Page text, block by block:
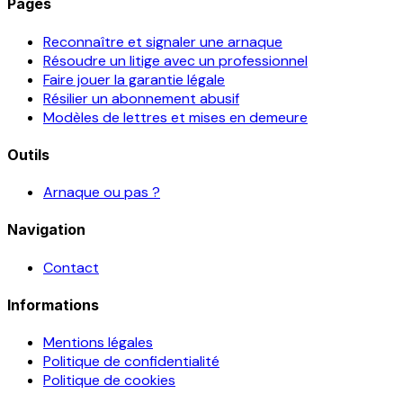
Pages
Reconnaître et signaler une arnaque
Résoudre un litige avec un professionnel
Faire jouer la garantie légale
Résilier un abonnement abusif
Modèles de lettres et mises en demeure
Outils
Arnaque ou pas ?
Navigation
Contact
Informations
Mentions légales
Politique de confidentialité
Politique de cookies